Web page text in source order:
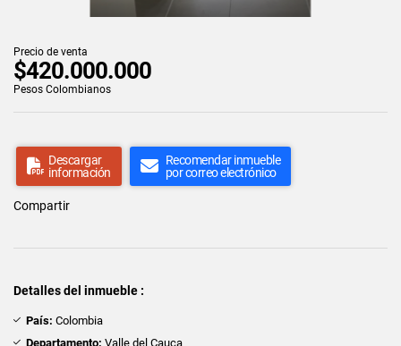
Precio de venta
$420.000.000
Pesos Colombianos
Descargar
información
Recomendar inmueble
por correo electrónico
Compartir
Detalles del inmueble :
País: Colombia
Departamento: Valle del Cauca